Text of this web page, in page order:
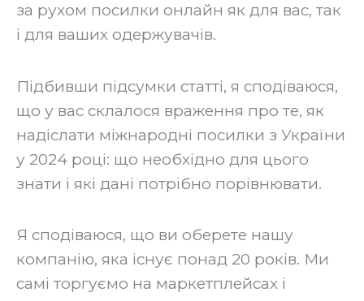
за рухом посилки онлайн як для вас, так
і для ваших одержувачів.
‍Підбивши підсумки статті, я сподіваюся,
що у вас склалося враження про те, як
надіслати міжнародні посилки з України
у 2024 році: що необхідно для цього
знати і які дані потрібно порівнювати.
‍Я сподіваюся, що ви оберете нашу
компанію, яка існує понад 20 років. Ми
самі торгуємо на маркетплейсах і